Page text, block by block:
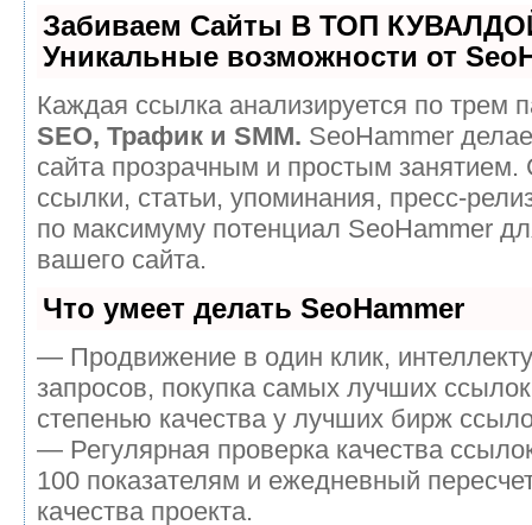
Забиваем Сайты В ТОП
Уникальные возможности от
Каждая ссылка анализируется по трем
SEO, Трафик и SMM. SeoHammer
сайта прозрачным и простым
ссылки, статьи, упоминания, пресс-
по максимуму потенциал SeoHammer
вашего сайта.
Что умеет делать SeoHammer
— Продвижение в один клик,
запросов, покупка самых лучших
степенью качества у лучших бирж
— Регулярная проверка качества
100 показателям и ежедневный
качества проекта.